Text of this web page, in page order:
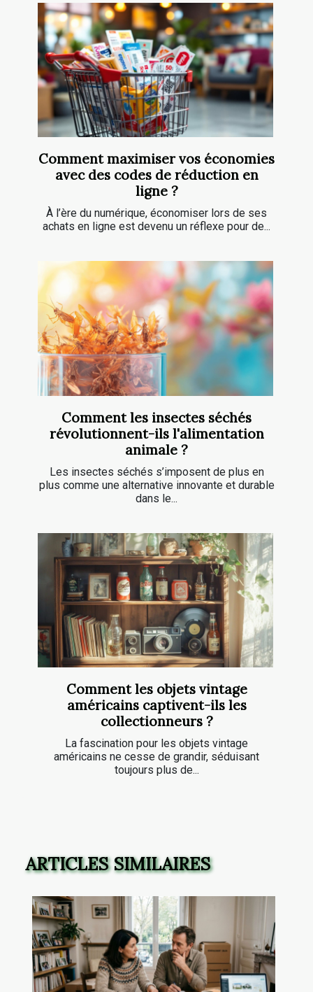
Comment maximiser vos économies
avec des codes de réduction en
ligne ?
À l’ère du numérique, économiser lors de ses
achats en ligne est devenu un réflexe pour de...
Comment les insectes séchés
révolutionnent-ils l'alimentation
animale ?
Les insectes séchés s’imposent de plus en
plus comme une alternative innovante et durable
dans le...
Comment les objets vintage
américains captivent-ils les
collectionneurs ?
La fascination pour les objets vintage
américains ne cesse de grandir, séduisant
toujours plus de...
ARTICLES SIMILAIRES